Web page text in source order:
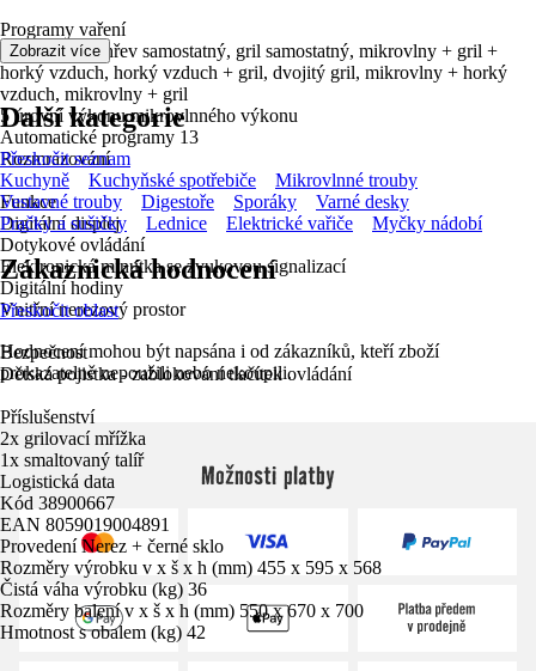
Programy vaření
Mikrovlnný ohřev samostatný, gril samostatný, mikrovlny + gril +
horký vzduch, horký vzduch + gril, dvojitý gril, mikrovlny + horký
vzduch, mikrovlny + gril
5 úrovní výkonu mikrovlnného výkonu
Automatické programy 13
Rozmrazování
Funkce
Digitální displej
Dotykové ovládání
Elektronická minutka se zvukovou signalizací
Digitální hodiny
Vnitřní nerezový prostor
Bezpečnost
Dětská pojistka - zablokování tlačítek ovládání
Příslušenství
2x grilovací mřížka
1x smaltovaný talíř
Logistická data
Kód 38900667
EAN 8059019004891
Provedení Nerez + černé sklo
Rozměry výrobku v x š x h (mm) 455 x 595 x 568
Čistá váha výrobku (kg) 36
Rozměry balení v x š x h (mm) 550 x 670 x 700
Hmotnost s obalem (kg) 42
Zobrazit více
Další kategorie
Přeskočit seznam
Kuchyně
Kuchyňské spotřebiče
Mikrovlnné trouby
Vestavné trouby
Digestoře Sporáky
Varné desky
Pračky a sušičky
Lednice Elektrické vařiče Myčky nádobí
Zákaznická hodnocení
Přeskočit oblast
Hodnocení mohou být napsána i od zákazníků, kteří zboží
prokazatelně nepoužili nebo nekoupili.
Možnosti platby